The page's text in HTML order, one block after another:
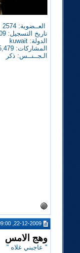
العــضوية: 2574
تاريخ التسجيل: 21/03/2009
الدولة: kuwait
المشاركات: 5,479
الـجــنــس: ذكر
22-12-2009, 09:00 PM
وهج الامس
" عاجبني غلاه "